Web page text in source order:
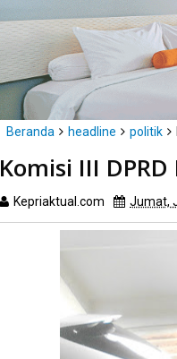
Beranda headline politik
Komisi III
Kepriaktual.com Jumat,